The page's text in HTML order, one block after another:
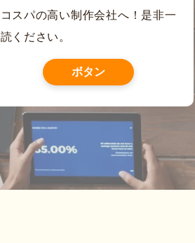
コスパの高い制作会社へ！是非一
読ください。
ボタン